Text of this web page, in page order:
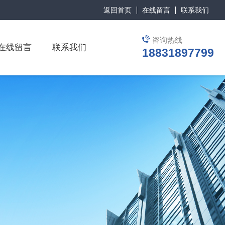
返回首页 在线留言 联系我们
咨询热线
18831897799
线留言 联系我们